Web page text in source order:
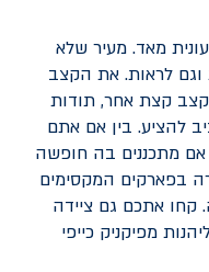
מאד. מעיר שלא
לראות. את הקצב
קצת אחר, תודות
להציע. בין אם אתם
אם מתכננים בה חופשה
בפארקים המקסימים
קחו אתכם גם ציידה
מפיקניק כייפי